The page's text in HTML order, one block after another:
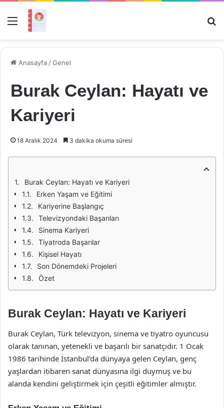
Menü
Anasayfa /Genel
Burak Ceylan: Hayatı ve
Kariyeri
18 Aralık 2024 3 dakika okuma süresi
Burak Ceylan: Hayatı ve Kariyeri
Erken Yaşam ve Eğitimi
Kariyerine Başlangıç
Televizyondaki Başarıları
Sinema Kariyeri
Tiyatroda Başarılar
Kişisel Hayatı
Son Dönemdeki Projeleri
Özet
Burak Ceylan: Hayatı ve Kariyeri
Burak Ceylan, Türk televizyon, sinema ve tiyatro oyuncusu
olarak tanınan, yetenekli ve başarılı bir sanatçıdır. 1 Ocak
1986 tarihinde İstanbul’da dünyaya gelen Ceylan, genç
yaşlardan itibaren sanat dünyasına ilgi duymuş ve bu
alanda kendini geliştirmek için çeşitli eğitimler almıştır.